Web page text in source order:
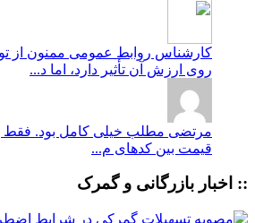
کارشناس روابط عمومی ممنون از
روی ارزش آن تأثیر دارد، اما د...
مرتضی مطلب خیلی کامل بود. فقط
قیمت بین کدهای م...
:: اخبار بازرگانی و گمرک